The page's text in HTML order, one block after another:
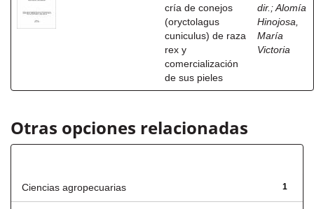
cría de conejos
(oryctolagus
cuniculus) de raza
rex y
comercialización
de sus pieles
dir. ;Alomía
Hinojosa,
María
Victoria
Otras opciones relacionadas
1
Ciencias agropecuarias